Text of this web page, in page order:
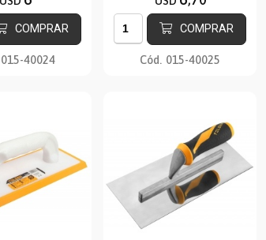
COMPRAR
015-40024
COMPRAR
Cód. 015-40025